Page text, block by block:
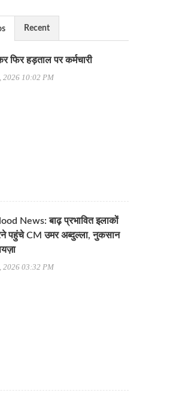
Recent
फिर हड़ताल पर कर्मचारी
2026 10:02 PM
News: बाढ़ प्रभावित इलाकों
पहुंचे CM उमर अब्दुल्ला, नुकसान
2026 03:32 PM